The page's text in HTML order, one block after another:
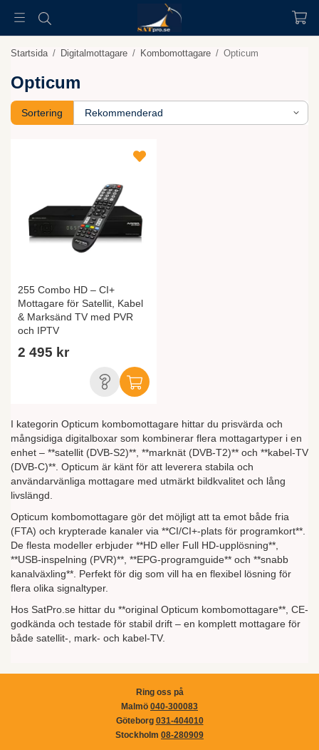
Startsida / Digitalmottagare / Kombomottagare / Opticum
Opticum
Sortering
255 Combo HD – CI+
Mottagare för Satellit, Kabel
& Marksänd TV med PVR
och IPTV
2 495 kr
I kategorin Opticum kombomottagare hittar du prisvärda och
mångsidiga digitalboxar som kombinerar flera mottagartyper i en
enhet – **satellit (DVB-S2)**, **marknät (DVB-T2)** och **kabel-TV
(DVB-C)**. Opticum är känt för att leverera stabila och
användarvänliga mottagare med utmärkt bildkvalitet och lång
livslängd.
Opticum kombomottagare gör det möjligt att ta emot både fria
(FTA) och krypterade kanaler via **CI/CI+-plats för programkort**.
De flesta modeller erbjuder **HD eller Full HD-upplösning**,
**USB-inspelning (PVR)**, **EPG-programguide** och **snabb
kanalväxling**. Perfekt för dig som vill ha en flexibel lösning för
flera olika signaltyper.
Hos SatPro.se hittar du **original Opticum kombomottagare**, CE-
godkända och testade för stabil drift – en komplett mottagare för
både satellit-, mark- och kabel-TV.
Ring oss på
Malmö 040-300083
Göteborg 031-404010
Stockholm 08-280909